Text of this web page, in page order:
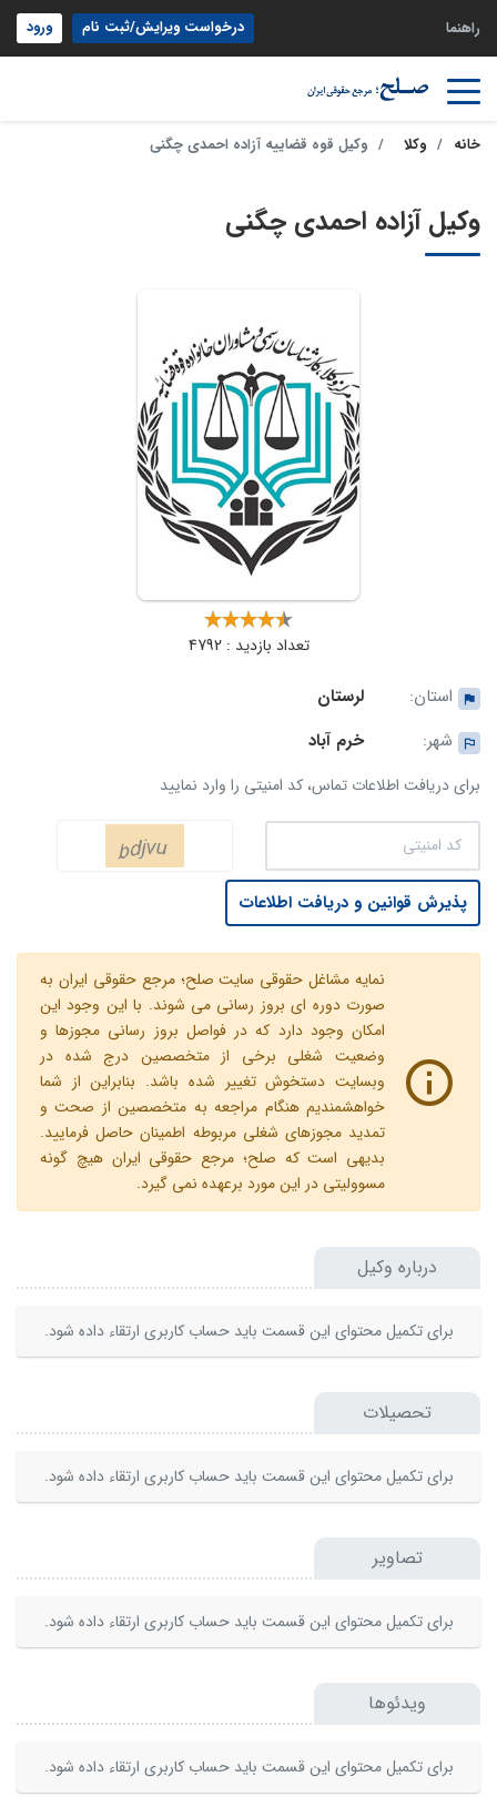
راهنما درخواست ویرایش/ثبت نام ورود
خانه وکلا وکیل قوه قضاییه آزاده احمدی چگنی
وکیل آزاده احمدی چگنی
تعداد بازدید : 4792
استان:
لرستان
شهر:
خرم آباد
برای دریافت اطلاعات تماس، کد امنیتی را وارد نمایید
پذیرش قوانین و دریافت اطلاعات
نمایه مشاغل حقوقی سایت صلح؛ مرجع حقوقی ایران به
صورت دوره ای بروز رسانی می شوند. با این وجود این
امکان وجود دارد که در فواصل بروز رسانی مجوزها و
وضعیت شغلی برخی از متخصصین درج شده در
وبسایت دستخوش تغییر شده باشد. بنابراین از شما
خواهشمندیم هنگام مراجعه به متخصصین از صحت و
تمدید مجوزهای شغلی مربوطه اطمینان حاصل فرمایید.
بدیهی است که صلح؛ مرجع حقوقی ایران هیچ گونه
مسوولیتی در این مورد برعهده نمی گیرد.
درباره وکیل
برای تکمیل محتوای این قسمت باید حساب کاربری ارتقاء داده شود.
تحصیلات
برای تکمیل محتوای این قسمت باید حساب کاربری ارتقاء داده شود.
تصاویر
برای تکمیل محتوای این قسمت باید حساب کاربری ارتقاء داده شود.
ویدئوها
برای تکمیل محتوای این قسمت باید حساب کاربری ارتقاء داده شود.